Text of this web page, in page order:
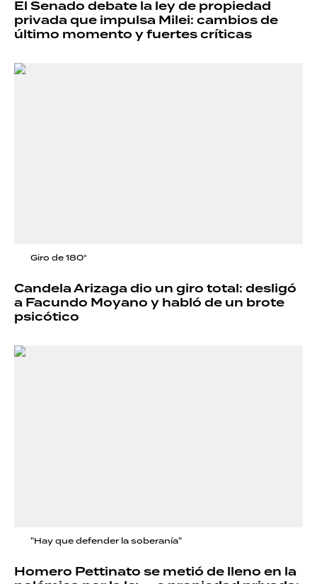
El Senado debate la ley de propiedad
privada que impulsa Milei: cambios de
último momento y fuertes críticas
Giro de 180°
Candela Arizaga dio un giro total: desligó
a Facundo Moyano y habló de un brote
psicótico
"Hay que defender la soberanía"
Homero Pettinato se metió de lleno en la